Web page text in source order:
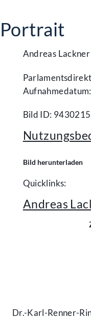
Portrait
Andreas Lackner
Bild ID: 9430215
Bild herunterladen
Quicklinks:
Andreas
Dr.-Karl-Renner-